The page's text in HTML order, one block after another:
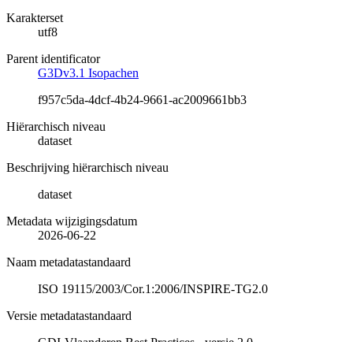
Karakterset
utf8
Parent identificator
G3Dv3.1 Isopachen
f957c5da-4dcf-4b24-9661-ac2009661bb3
Hiërarchisch niveau
dataset
Beschrijving hiërarchisch niveau
dataset
Metadata wijzigingsdatum
2026-06-22
Naam metadatastandaard
ISO 19115/2003/Cor.1:2006/INSPIRE-TG2.0
Versie metadatastandaard